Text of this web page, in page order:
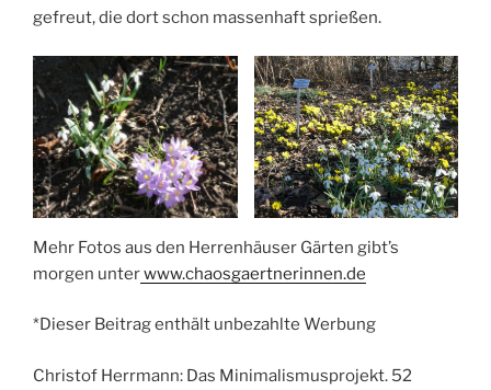
gefreut, die dort schon massenhaft sprießen.
Mehr Fotos aus den Herrenhäuser Gärten gibt’s
morgen unterwww.chaosgaertnerinnen.de
*Dieser Beitrag enthält unbezahlte Werbung
Christof Herrmann: Das Minimalismusprojekt. 52